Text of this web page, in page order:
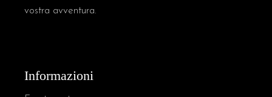
vostra avventura.
Informazioni